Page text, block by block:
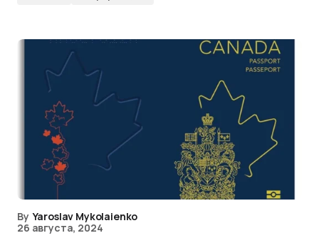
By Yaroslav Mykolaienko
26 августа, 2024